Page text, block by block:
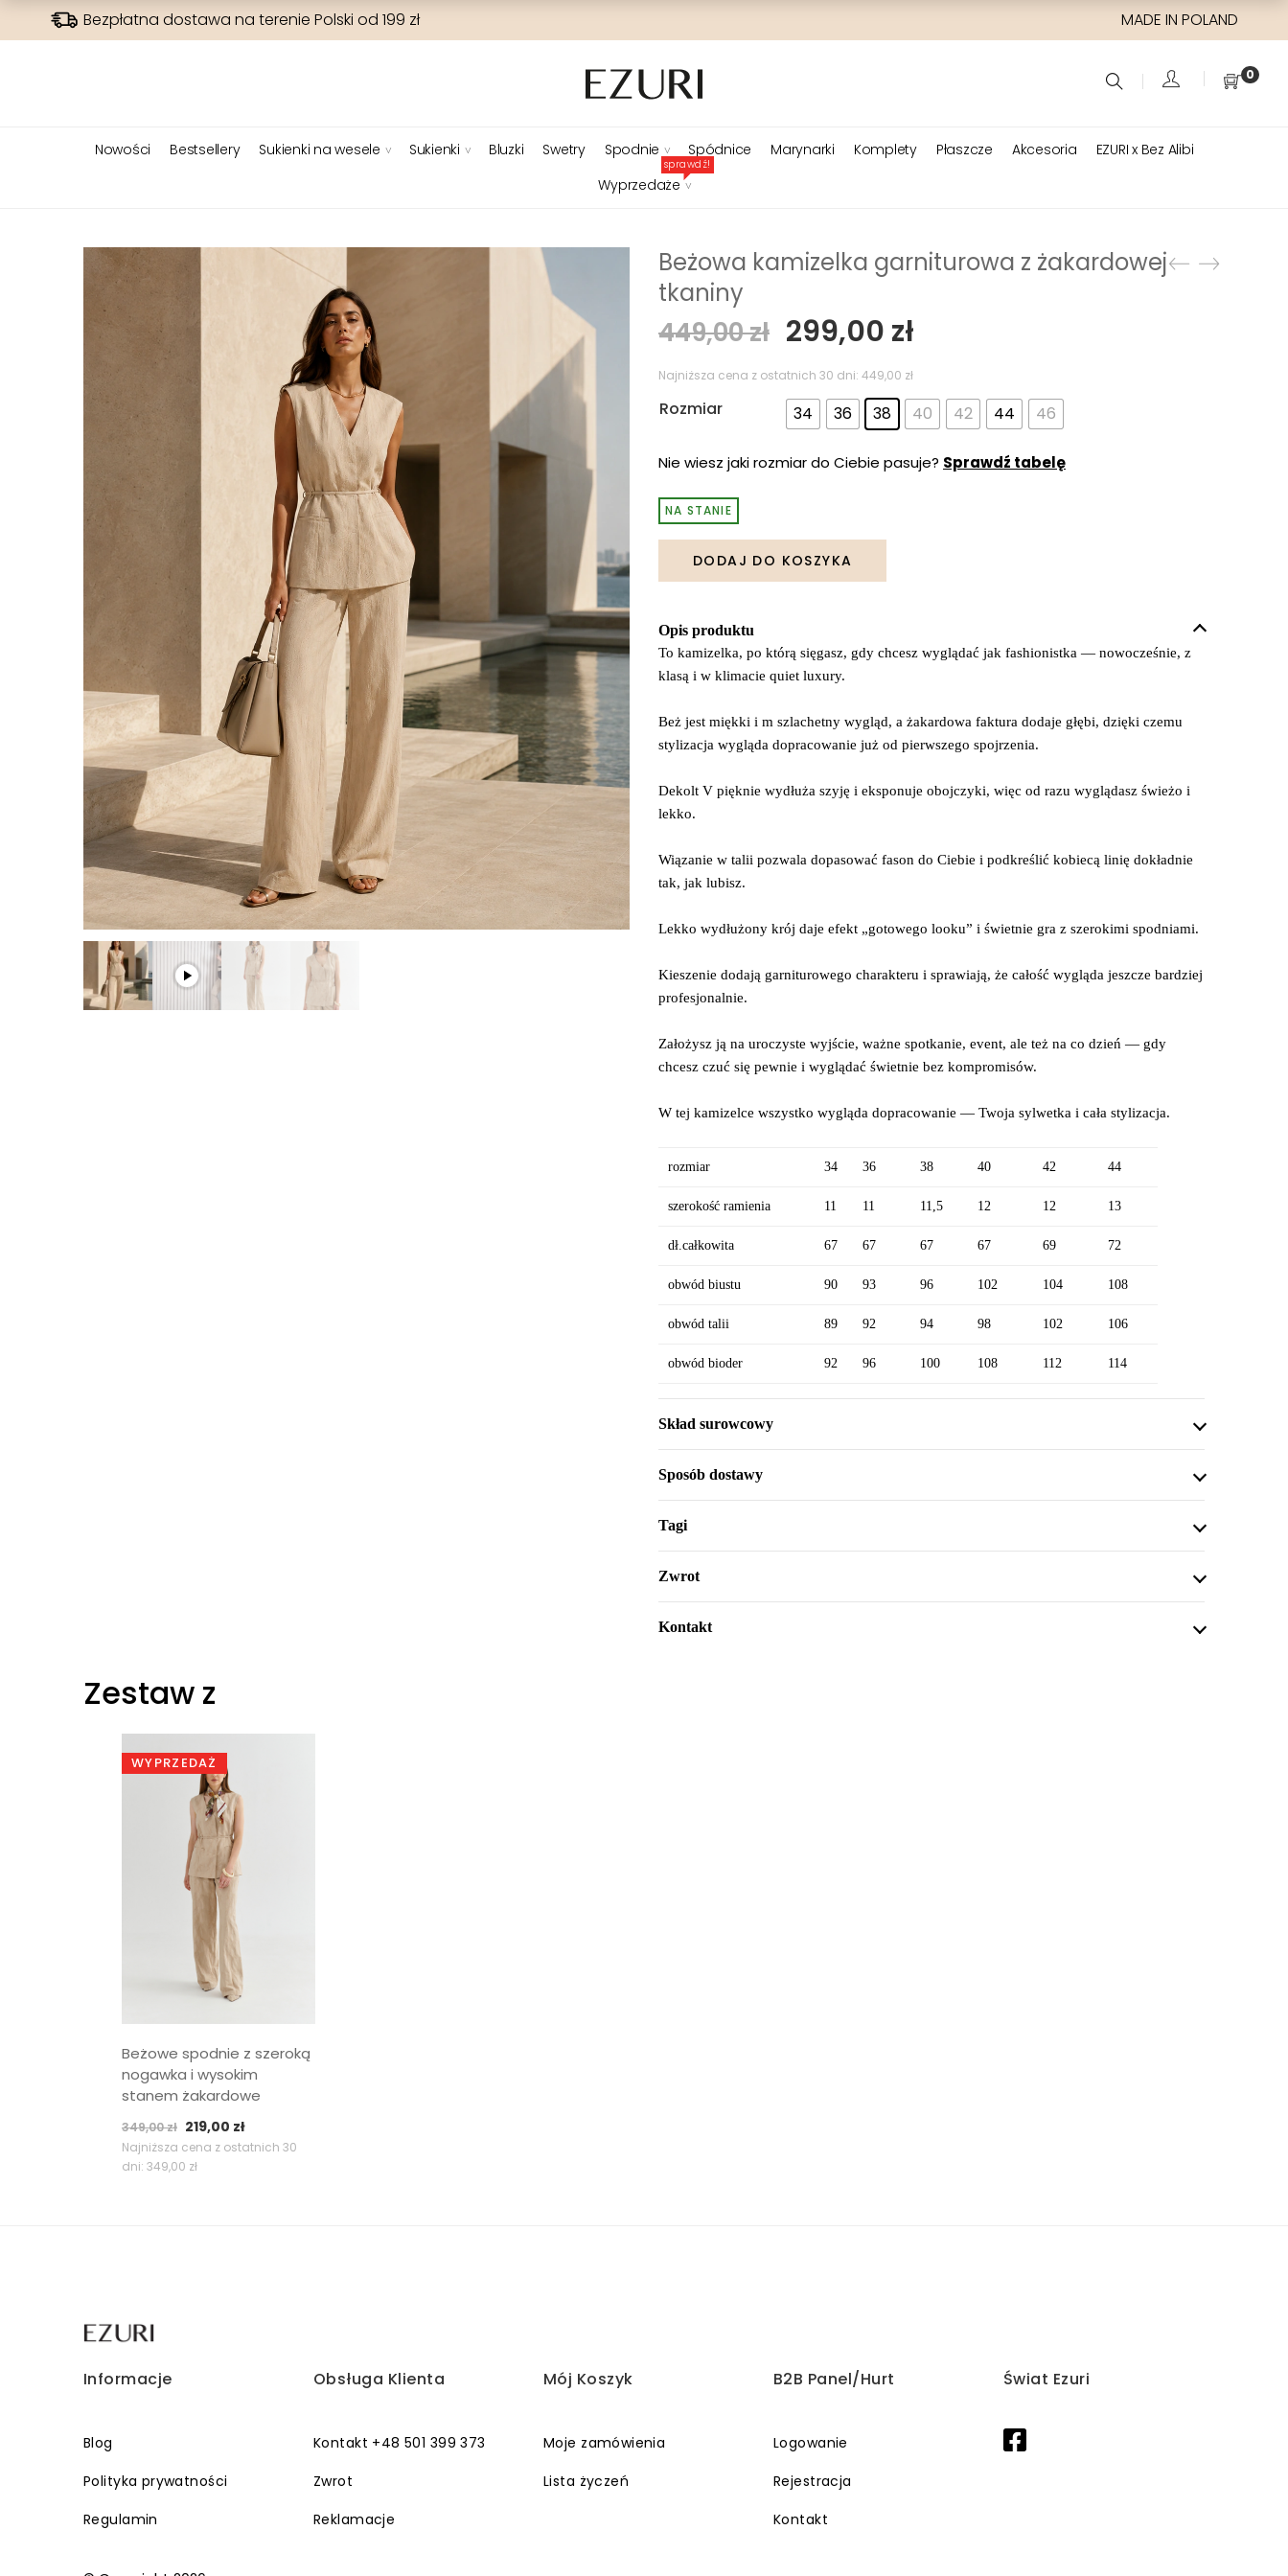
Bezpłatna dostawa na terenie Polski od 199 zł MADE IN POLAND
0
Nowości Bestsellery Sukienki na wesele Sukienki Bluzki Swetry Spodnie Spódnice Marynarki Komplety Płaszcze Akcesoria
EZURI x Bez Alibi
Wyprzedaże
sprawdź!
Beżowa kamizelka garniturowa z żakardowej
tkaniny
449,00zł Pierwotna
cena
wynosiła:
449,00 zł.
299,00 zł
299,00 zł.
Najniższa cena z ostatnich 30 dni: 449,00 zł
Rozmiar 34 36 38 40 42 44 46
Nie wiesz jaki rozmiar do Ciebie pasuje? Sprawdź tabelę
NA STANIE
DODAJ DO KOSZYKA
Opis produktu
To kamizelka, po którą sięgasz, gdy chcesz wyglądać jak fashionistka — nowocześnie, z
klasą i w klimacie quiet luxury.
Beż jest miękki i m szlachetny wygląd, a żakardowa faktura dodaje głębi, dzięki czemu
stylizacja wygląda dopracowanie już od pierwszego spojrzenia.
Dekolt V pięknie wydłuża szyję i eksponuje obojczyki, więc od razu wyglądasz świeżo i
lekko.
Wiązanie w talii pozwala dopasować fason do Ciebie i podkreślić kobiecą linię dokładnie
tak, jak lubisz.
Lekko wydłużony krój daje efekt „gotowego looku” i świetnie gra z szerokimi spodniami.
Kieszenie dodają garniturowego charakteru i sprawiają, że całość wygląda jeszcze bardziej
profesjonalnie.
Założysz ją na uroczyste wyjście, ważne spotkanie, event, ale też na co dzień — gdy
chcesz czuć się pewnie i wyglądać świetnie bez kompromisów.
W tej kamizelce wszystko wygląda dopracowanie — Twoja sylwetka i cała stylizacja.
rozmiar 34 36 38 40 42 44
szerokość ramienia 11 11 11,5 12 12 13
dł.całkowita 67 67 67 67 69 72
obwód biustu 90 93 96 102 104 108
obwód talii 89 92 94 98 102 106
obwód bioder 92 96 100 108 112 114
Skład surowcowy
Sposób dostawy
Tagi
Zwrot
Kontakt
Zestaw z
WYPRZEDAŻ
Beżowe spodnie z szeroką
nogawka i wysokim
stanem żakardowe
349,00zł Pierwotna
cena
wynosiła:
219,00 złAktualna
cena
Najniższa cena z ostatnich 30
dni: 349,00 zł
Informacje
Blog
Polityka prywatności
Regulamin
Obsługa Klienta
Kontakt +48 501 399 373
Zwrot
Reklamacje
Mój Koszyk
Moje zamówienia
Lista życzeń
B2B Panel/Hurt
Logowanie
Rejestracja
Kontakt
Świat Ezuri